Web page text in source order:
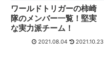
ワールドトリガーの柿崎
隊のメンバー一覧！堅実
な実力派チーム！
2021.08.04 2021.10.23